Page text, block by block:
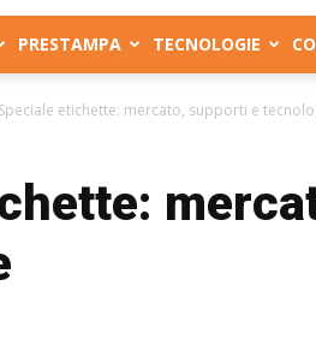
PRESTAMPA TECNOLOGIE
Speciale etichette: mercato, supporti e